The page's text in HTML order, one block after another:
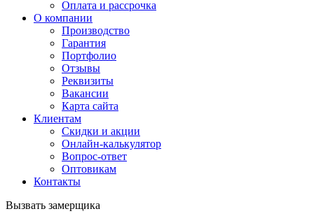
Оплата и рассрочка
О компании
Производство
Гарантия
Портфолио
Отзывы
Реквизиты
Вакансии
Карта сайта
Клиентам
Скидки и акции
Онлайн-калькулятор
Вопрос-ответ
Оптовикам
Контакты
Вызвать замерщика